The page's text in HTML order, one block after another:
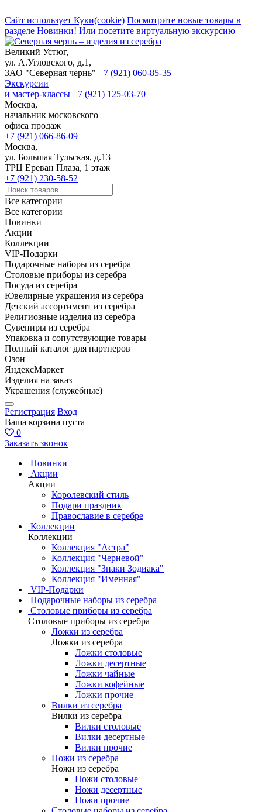
Сайт использует Куки(cookie) Посмотрите новые товары в
разделе Новинки! Или посетите виртуальную экскурсию
Великий Устюг,
ул. А.Угловского, д.1,
ЗАО "Северная чернь" +7 (921) 060-85-35
Экскурсии
и мастер-классы +7 (921) 125-03-70
Москва,
начальник московского
офиса продаж
+7 (921) 066-86-09
Москва,
ул. Большая Тульская, д.13
ТРЦ Ереван Плаза, 1 этаж
+7 (921) 230-58-52
Все категории
Все категории
Новинки
Акции
Коллекции
VIP-Подарки
Подарочные наборы из серебра
Столовые приборы из серебра
Посуда из серебра
Ювелирные украшения из серебра
Детский ассортимент из серебра
Религиозные изделия из серебра
Сувениры из серебра
Упаковка и сопутствующие товары
Полный каталог для партнеров
Озон
ЯндексМаркет
Изделия на заказ
Украшения (служебные)
Регистрация Вход
Ваша корзина пуста
0
Заказать звонок
Новинки
Акции
Акции
Королевский стиль
Подари праздник
Православие в серебре
Коллекции
Коллекции
Коллекция "Астра"
Коллекция "Черневой"
Коллекция "Знаки Зодиака"
Коллекция "Именная"
VIP-Подарки
Подарочные наборы из серебра
Столовые приборы из серебра
Столовые приборы из серебра
Ложки из серебра
Ложки из серебра
Ложки столовые
Ложки десертные
Ложки чайные
Ложки кофейные
Ложки прочие
Вилки из серебра
Вилки из серебра
Вилки столовые
Вилки десертные
Вилки прочие
Ножи из серебра
Ножи из серебра
Ножи столовые
Ножи десертные
Ножи прочие